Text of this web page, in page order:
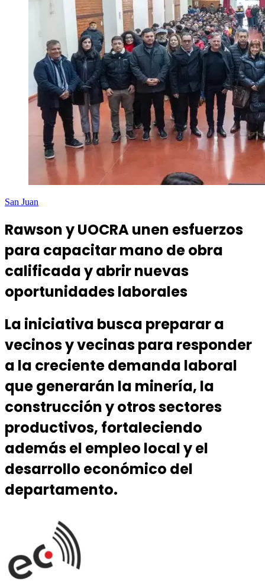
San Juan
Rawson y UOCRA unen esfuerzos
para capacitar mano de obra
calificada y abrir nuevas
oportunidades laborales
La iniciativa busca preparar a
vecinos y vecinas para responder
a la creciente demanda laboral
que generarán la minería, la
construcción y otros sectores
productivos, fortaleciendo
además el empleo local y el
desarrollo económico del
departamento.